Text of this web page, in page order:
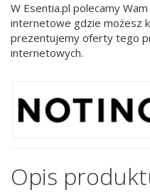
W Esentia.pl polecamy
internetowe gdzie możesz
prezentujemy oferty tego
internetowych.
Opis